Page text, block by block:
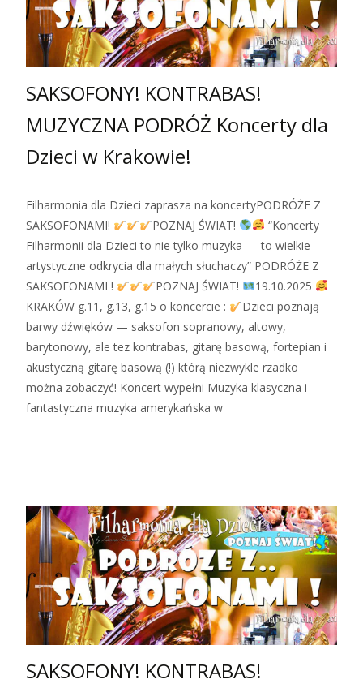
SAKSOFONY! KONTRABAS!
MUZYCZNA PODRÓŻ Koncerty dla
Dzieci w Krakowie!
Filharmonia dla Dzieci zaprasza na koncertyPODRÓŻE Z
SAKSOFONAMI!
POZNAJ ŚWIAT!
“Koncerty
Filharmonii dla Dzieci to nie tylko muzyka — to wielkie
artystyczne odkrycia dla małych słuchaczy” PODRÓŻE Z
SAKSOFONAMI !
POZNAJ ŚWIAT!
19.10.2025
KRAKÓW g.11, g.13, g.15 o koncercie :
Dzieci poznają
barwy dźwięków — saksofon sopranowy, altowy,
barytonowy, ale tez kontrabas, gitarę basową, fortepian i
akustyczną gitarę basową (!) którą niezwykle rzadko
można zobaczyć! Koncert wypełni Muzyka klasyczna i
fantastyczna muzyka amerykańska w
SAKSOFONY! KONTRABAS!